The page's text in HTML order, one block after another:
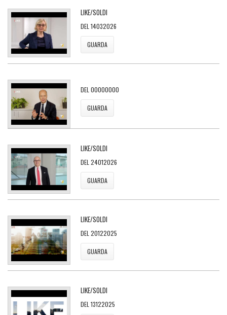
LIKE/SOLDI
DEL 14032026
GUARDA
DEL 00000000
GUARDA
LIKE/SOLDI
DEL 24012026
GUARDA
LIKE/SOLDI
DEL 20122025
GUARDA
LIKE/SOLDI
DEL 13122025